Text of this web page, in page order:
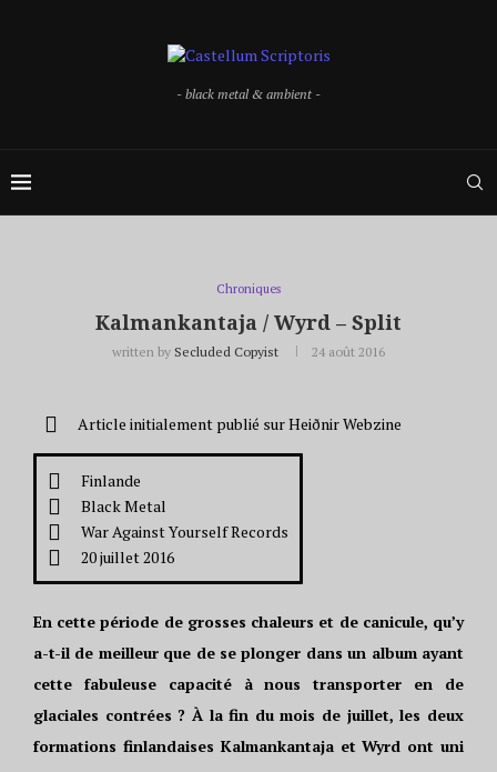
- black metal & ambient -
Chroniques
Kalmankantaja / Wyrd – Split
written by Secluded Copyist 24 août 2016
Article initialement publié sur Heiðnir Webzine
Finlande
Black Metal
War Against Yourself Records
20 juillet 2016
En cette période de grosses chaleurs et de canicule, qu’y
a-t-il de meilleur que de se plonger dans un album ayant
cette fabuleuse capacité à nous transporter en de
glaciales contrées ? À la fin du mois de juillet, les deux
formations finlandaises Kalmankantaja et Wyrd ont uni